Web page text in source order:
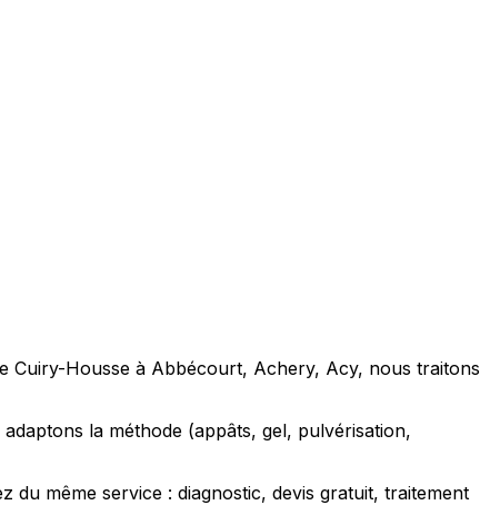
Cuiry-Housse à Abbécourt, Achery, Acy, nous traitons
la méthode (appâts, gel, pulvérisation,
même service : diagnostic, devis gratuit, traitement